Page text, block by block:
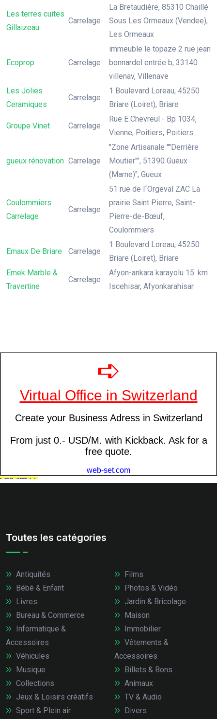
Les terres cuites
Gillaizeau
Carrelage
La Bretaudière, 85310 Chaillé
Sous Les Ormeaux (Vendee),
Les Ormeaux
Ecoprop Carrelage
immeuble le topaze 2 rue jean
bonnardel entrée b, 33140
villenav, Villenave
Les Jolies
Ceramiques
Carrelage
1 Boulevard Loreau, 45250
Briare (Loiret), Briare
Groupe Vinet Carrelage
Rue E Chevreul - Bp 1034,
Vienne, Poitiers, Poitiers
gueux rénovation Carrelage
"Zone Artisanale ""Derrière
Moutier"", 51390 Gueux
(Marne)", Gueux
Coulommiers
Carrelage
Carrelage
51 rue de l´Orgeval ZAC La
prairie Saint Pierre, Saint-
Pierre-de-Bœuf,
Coulommiers
Emaux De Briare Carrelage
1 Boulevard Loreau, 45250
Briare (Loiret), Briare
Emek Marble &
Travertine
Carrelage
Afyon-ankara karayolu 15. km
Iscehisar, Afyonkarahisar
Toutes les catégories
Antiquités
Bébé & Enfant
Livres
Bureau & Commerce
Informatique &
Accessoires
Véhicules
Films
Photos & Vidéo
Jardin & Bricolage
Maison
Immobilier
Vêtements &
Accessoires
Musique
Collections
Jeux & Loisirs créatifs
Sport & Plein air
Billets & Bons
Animaux
TV & Audio
Divers